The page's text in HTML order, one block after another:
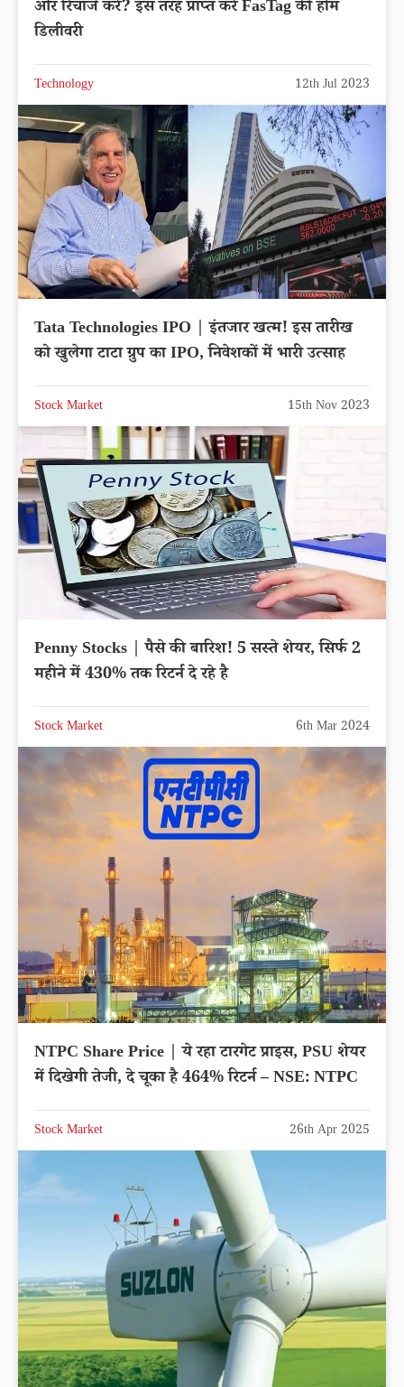
और रिचार्ज करें? इस तरह प्राप्त करें FasTag की होम
डिलीवरी
Technology 12th Jul 2023
Tata Technologies IPO | इंतजार खत्म! इस तारीख
को खुलेगा टाटा ग्रुप का IPO, निवेशकों में भारी उत्साह
Stock Market 15th Nov 2023
Penny Stocks | पैसे की बारिश! 5 सस्ते शेयर, सिर्फ 2
महीने में 430% तक रिटर्न दे रहे है
Stock Market 6th Mar 2024
NTPC Share Price | ये रहा टारगेट प्राइस, PSU शेयर
में दिखेगी तेजी, दे चूका है 464% रिटर्न – NSE: NTPC
Stock Market 26th Apr 2025